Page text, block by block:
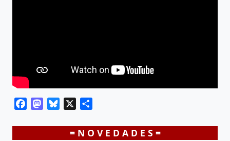
FacebookMastodon
Bluesky
= N O V E D A D E S =